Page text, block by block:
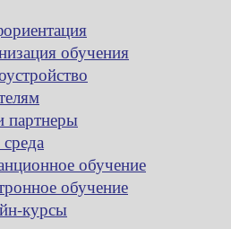
обучения
обучение
обучение
курсы